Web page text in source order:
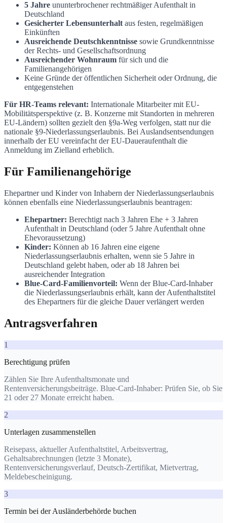
5 Jahre ununterbrochener rechtmäßiger Aufenthalt in
Deutschland
Gesicherter Lebensunterhalt aus festen, regelmäßigen
Einkünften
Ausreichende Deutschkenntnisse sowie Grundkenntnisse
der Rechts- und Gesellschaftsordnung
Ausreichender Wohnraum für sich und die
Familienangehörigen
Keine Gründe der öffentlichen Sicherheit oder Ordnung, die
entgegenstehen
Für HR-Teams relevant: Internationale Mitarbeiter mit EU-
Mobilitätsperspektive (z. B. Konzerne mit Standorten in mehreren
EU-Ländern) sollten gezielt den §9a-Weg verfolgen, statt nur die
nationale §9-Niederlassungserlaubnis. Bei Auslandsentsendungen
innerhalb der EU vereinfacht der EU-Daueraufenthalt die
Anmeldung im Zielland erheblich.
Für Familienangehörige
Ehepartner und Kinder von Inhabern der Niederlassungserlaubnis
können ebenfalls eine Niederlassungserlaubnis beantragen:
Ehepartner: Berechtigt nach 3 Jahren Ehe + 3 Jahren
Aufenthalt in Deutschland (oder 5 Jahre Aufenthalt ohne
Ehevoraussetzung)
Kinder: Können ab 16 Jahren eine eigene
Niederlassungserlaubnis erhalten, wenn sie 5 Jahre in
Deutschland gelebt haben, oder ab 18 Jahren bei
ausreichender Integration
Blue-Card-Familienvorteil: Wenn der Blue-Card-Inhaber
die Niederlassungserlaubnis erhält, kann der Aufenthaltstitel
des Ehepartners für die gleiche Dauer verlängert werden
Antragsverfahren
1
Berechtigung prüfen
Zählen Sie Ihre Aufenthaltsmonate und
Rentenversicherungsbeiträge. Blue-Card-Inhaber: Prüfen Sie, ob Sie
21 oder 27 Monate erreicht haben.
2
Unterlagen zusammenstellen
Reisepass, aktueller Aufenthaltstitel, Arbeitsvertrag,
Gehaltsabrechnungen (letzte 3 Monate),
Rentenversicherungsverlauf, Deutsch-Zertifikat, Mietvertrag,
Meldebescheinigung.
3
Termin bei der Ausländerbehörde buchen